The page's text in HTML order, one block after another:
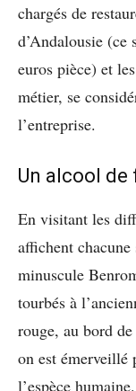
chargés de
d’Andalousie
euros pièce) et
métier, se
l’entreprise.
Un alcool
En visitant les
affichent
minuscule
tourbés à
rouge, au bord
on est émerveillé
l’espèce